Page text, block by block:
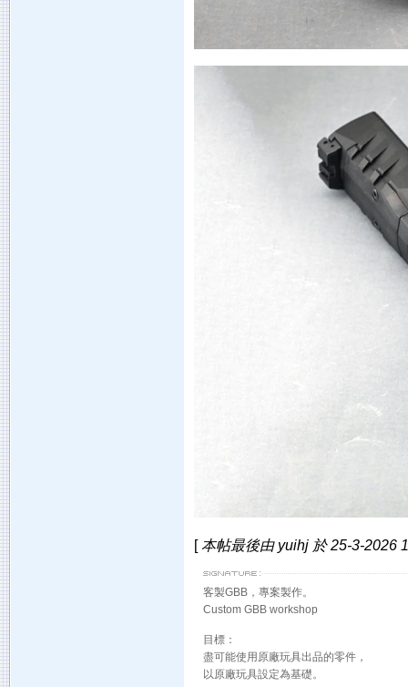
[本帖最後由 yuihj 於 25-3-2026
客製GBB，專案製作。
Custom GBB workshop
目標：
盡可能使用原廠玩具出品的零件，
以原廠玩具設定為基礎。